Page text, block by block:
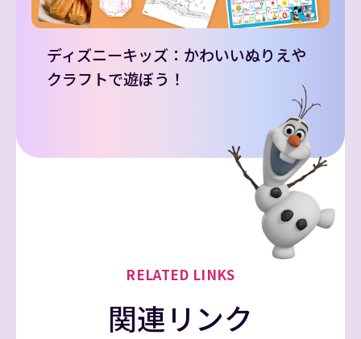
ディズニーキッズ：かわいいぬりえや
クラフトで遊ぼう！
RELATED LINKS
関連リンク